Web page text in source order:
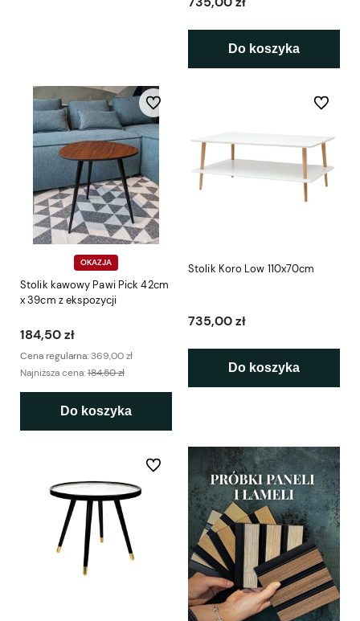
Do koszyka
OKAZJA
Stolik kawowy Pawi Pick 42cm
x 39cm z ekspozycji
184,50 zł
Cena regularna:369,00 zł
Najniższa cena:184,50 zł
Do koszyka
Do ulubionych
Stolik Koro Low 110x70cm
735,00 zł
Do koszyka
Do
Do ulubionych